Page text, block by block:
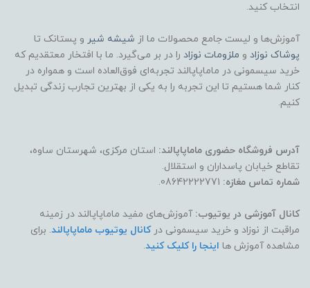
انتخاب کنید.
آموزش‌ها و لیست جامع محصولات ما از شیشه شیر و پستانک تا
پوشاک نوزاد و ملزومات نوزاد را در بر می‌گیرد. ما با افتخار معتقدیم که
خرید سیسمونی در ماماپاپالند تجربه‌ای فوق‌العاده است و همواره در
کنار شما هستیم تا این تجربه را به یکی از بهترین تجارب زندگی تبدیل
کنیم.
آدرس فروشگاه حضوری ماماپاپالند: استان مرکزی، شهرستان ساوه،
تقاطع خیابان پاسداران و استقلال.
شماره تماس مغازه:
کانال آموزشی در یوتیوب: آموزش‌های مفید ماماپاپالند در زمینه
مراقبت از نوزاد و خرید سیسمونی درکانال یوتیوب ماماپاپالند. برای
مشاهده آموزش ها اینجا را کلیک کنید.